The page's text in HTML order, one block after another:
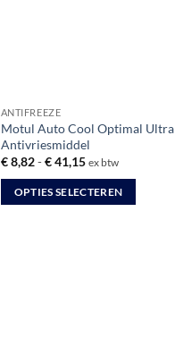
ANTIFREEZE
Motul Auto Cool Optimal Ultra
Antivriesmiddel
€8,82-€41,15Prijsklasse:
tot
€ 41,15
ex btw
OPTIES SELECTEREN